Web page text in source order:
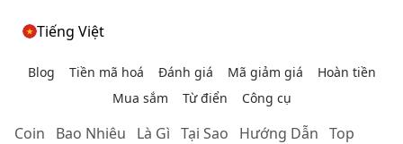
Tiếng Việt
Blog Tiền mã hoá Đánh giá Mã giảm giá
Hoàn tiền
Mua sắm
Từ điển Công cụ
Coin Bao Nhiêu Là Gì Tại Sao Hướng Dẫn Top